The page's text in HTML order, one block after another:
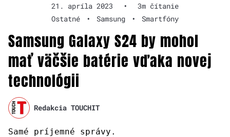
21. apríla 2023 •
3m čítanie
Ostatné
• Samsung • Smartfóny
Samsung Galaxy S24 by mohol
mať väčšie batérie vďaka novej
technológii
Redakcia TOUCHIT
Samé príjemné správy.